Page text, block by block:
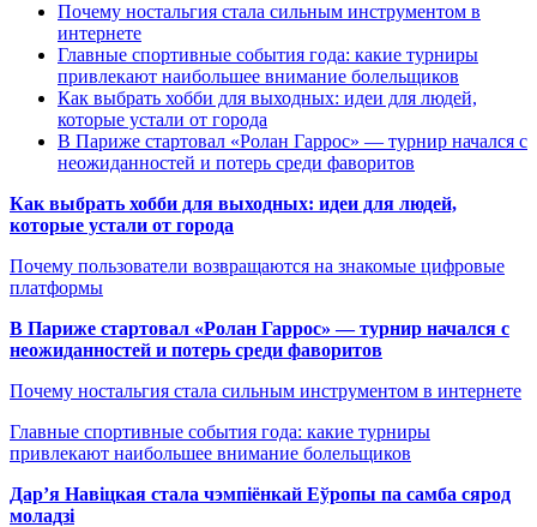
Почему ностальгия стала сильным инструментом в
интернете
Главные спортивные события года: какие турниры
привлекают наибольшее внимание болельщиков
Как выбрать хобби для выходных: идеи для людей,
которые устали от города
В Париже стартовал «Ролан Гаррос» — турнир начался с
неожиданностей и потерь среди фаворитов
Как выбрать хобби для выходных: идеи для людей,
которые устали от города
Почему пользователи возвращаются на знакомые цифровые
платформы
В Париже стартовал «Ролан Гаррос» — турнир начался с
неожиданностей и потерь среди фаворитов
Почему ностальгия стала сильным инструментом в интернете
Главные спортивные события года: какие турниры
привлекают наибольшее внимание болельщиков
Дар’я Навіцкая стала чэмпіёнкай Еўропы па самба сярод
моладзі